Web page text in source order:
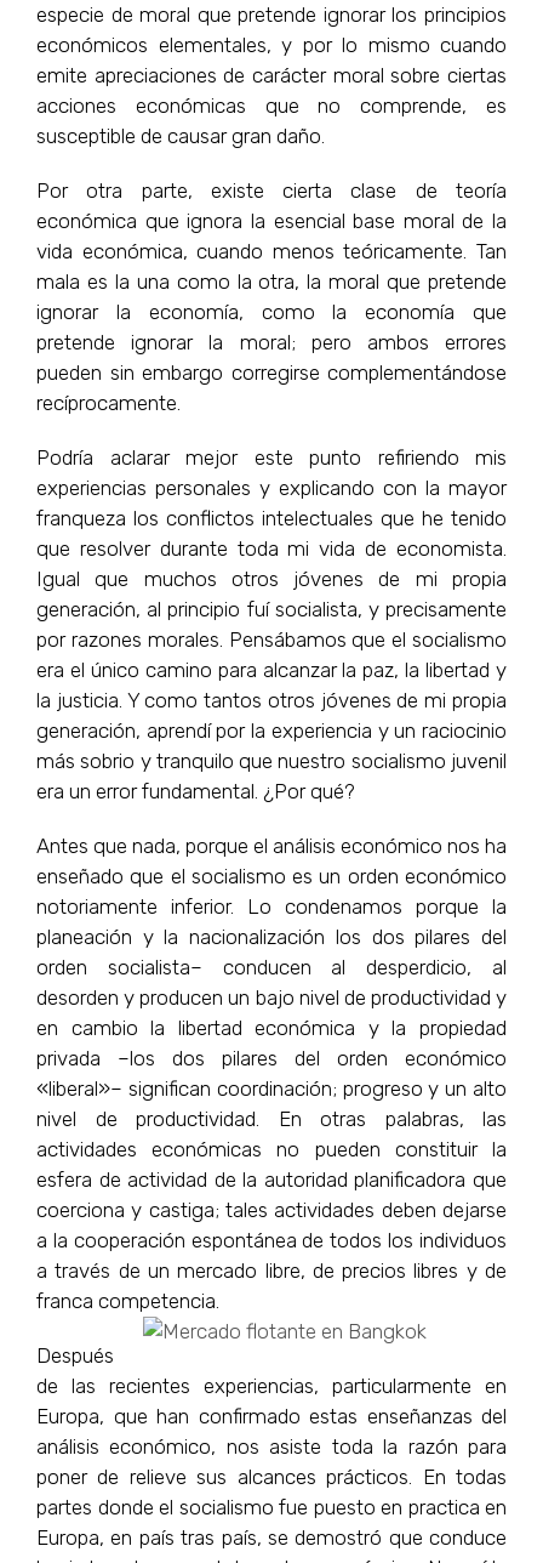
especie de moral que pretende ignorar los principios
económicos elementales, y por lo mismo cuando
emite apreciaciones de carácter moral sobre ciertas
acciones económicas que no comprende, es
susceptible de causar gran daño.
Por otra parte, existe cierta clase de teoría
económica que ignora la esencial base moral de la
vida económica, cuando menos teóricamente. Tan
mala es la una como la otra, la moral que pretende
ignorar la economía, como la economía que
pretende ignorar la moral; pero ambos errores
pueden sin embargo corregirse complementándose
recíprocamente.
Podría aclarar mejor este punto refiriendo mis
experiencias personales y explicando con la mayor
franqueza los conflictos intelectuales que he tenido
que resolver durante toda mi vida de economista.
Igual que muchos otros jóvenes de mi propia
generación, al principio fuí socialista, y precisamente
por razones morales. Pensábamos que el socialismo
era el único camino para alcanzar la paz, la libertad y
la justicia. Y como tantos otros jóvenes de mi propia
generación, aprendí por la experiencia y un raciocinio
más sobrio y tranquilo que nuestro socialismo juvenil
era un error fundamental. ¿Por qué?
Antes que nada, porque el análisis económico nos ha
enseñado que el socialismo es un orden económico
notoriamente inferior. Lo condenamos porque la
planeación y la nacionalización los dos pilares del
orden socialista– conducen al desperdicio, al
desorden y producen un bajo nivel de productividad y
en cambio la libertad económica y la propiedad
privada –los dos pilares del orden económico
«liberal»– significan coordinación; progreso y un alto
nivel de productividad. En otras palabras, las
actividades económicas no pueden constituir la
esfera de actividad de la autoridad planificadora que
coerciona y castiga; tales actividades deben dejarse
a la cooperación espontánea de todos los individuos
a través de un mercado libre, de precios libres y de
franca competencia.
Después
de las recientes experiencias, particularmente en
Europa, que han confirmado estas enseñanzas del
análisis económico, nos asiste toda la razón para
poner de relieve sus alcances prácticos. En todas
partes donde el socialismo fue puesto en practica en
Europa, en país tras país, se demostró que conduce